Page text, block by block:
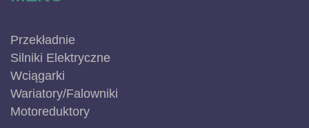
Przekładnie
Silniki Elektryczne
Wciągarki
Wariatory/Falowniki
Motoreduktory